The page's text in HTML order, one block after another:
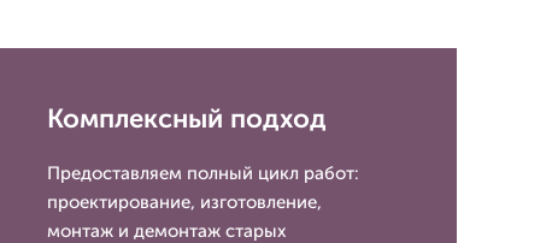
Комплексный подход
Предоставляем полный цикл работ:
проектирование, изготовление,
монтаж и демонтаж старых